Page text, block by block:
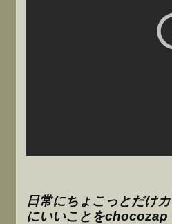
日常にちょこっとだけ
にいいことをchocozap